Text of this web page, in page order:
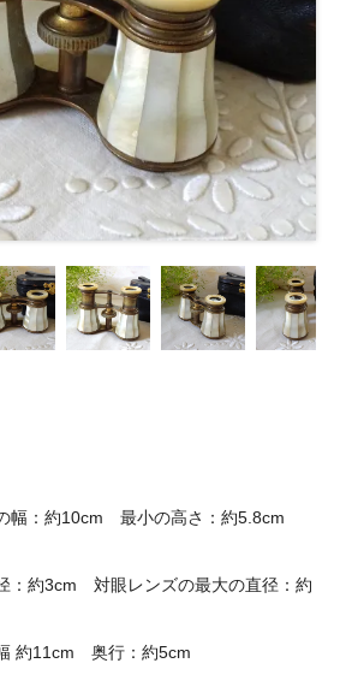
の幅：約10cm 最小の高さ：約5.8cm
：約3cm 対眼レンズの最大の直径：約
約11cm 奥行：約5cm